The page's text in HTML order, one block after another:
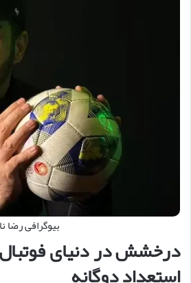
بیوگرافی رضا
درخشش در دنیای